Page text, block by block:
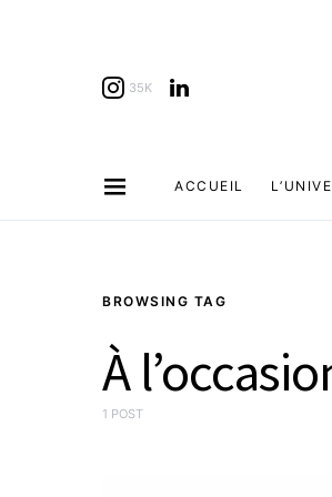
35K
ACCUEIL
BROWSING TAG
À
1 POST